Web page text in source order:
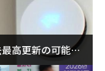
高更新の可能性